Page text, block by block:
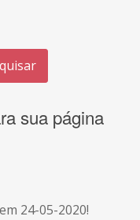
sua página
24-05-2020!